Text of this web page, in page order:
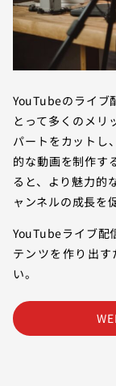
YouTubeのライブ
とって多くのメリ
パートをカットし
的な動画を制作す
ると、より魅力的
ャンネルの成長を
YouTubeライブ配
テンツを作り出
い。